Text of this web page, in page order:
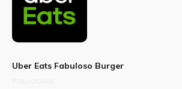
Uber Eats Fabuloso Burger